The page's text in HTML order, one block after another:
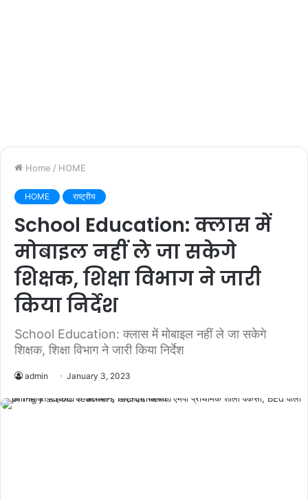
Home / HOME
HOME राष्ट्रीय
School Education: क्‍लास में
मोबाइल नहीं ले जा सकेगे
शिक्षक, शिक्षा विभाग ने जारी
किया निर्देश
School Education: क्‍लास में मोबाइल नहीं ले जा सकेगे
शिक्षक, शिक्षा विभाग ने जारी किया निर्देश
admin January 3, 2023